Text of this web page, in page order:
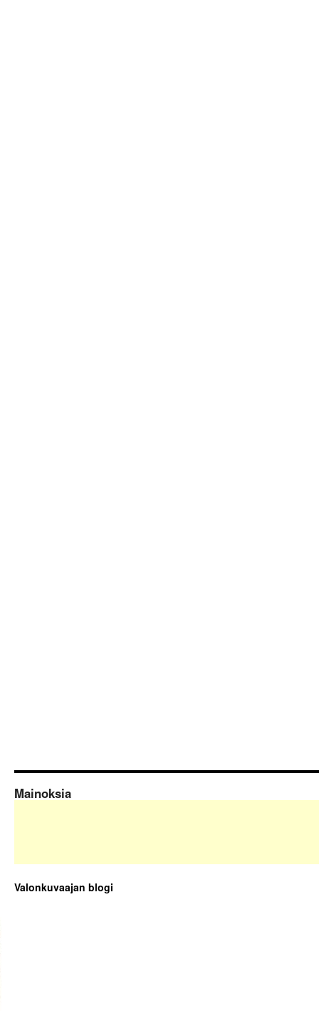
Mainoksia
Valonkuvaajan blogi